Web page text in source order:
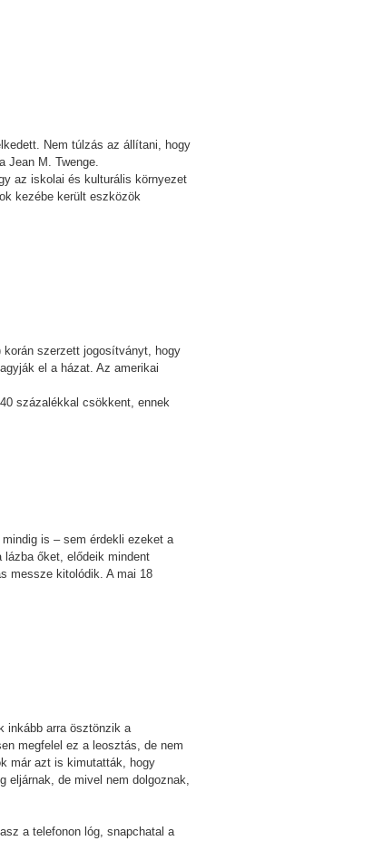
Nem túlzás az állítani, hogy
Jean M. Twenge.
az iskolai és kulturális környezet
kezébe került eszközök
korán szerzett jogosítványt, hogy
el a házat. Az amerikai
százalékkal csökkent, ennek
is – sem érdekli ezeket a
őket, elődeik mindent
messze kitolódik. A mai 18
inkább arra ösztönzik a
megfelel ez a leosztás, de nem
már azt is kimutatták, hogy
eljárnak, de mivel nem dolgoznak,
a telefonon lóg, snapchatal a